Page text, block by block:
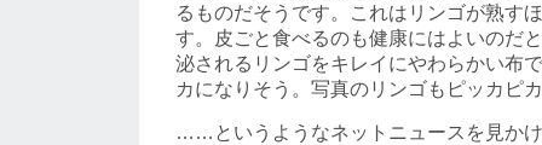
るものだそうです。これはリンゴが熟す
す。皮ごと食べるのも健康にはよいのだ
泌されるリンゴをキレイにやわらかい布
カになりそう。写真のリンゴもピッカピ
……というようなネットニュースを見か